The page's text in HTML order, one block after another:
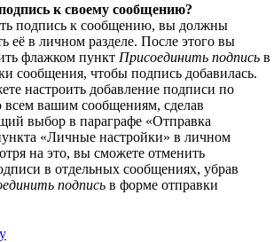
к своему сообщению?
подпись к сообщению, вы должны
её в личном разделе. После этого вы
флажком пункт Присоединить подпись в
сообщения, чтобы подпись добавилась.
настроить добавление подписи по
вашим сообщениям, сделав
выбор в параграфе «Отправка
«Личные настройки» в личном
на это, вы сможете отменить
в отдельных сообщениях, убрав
подпись в форме отправки